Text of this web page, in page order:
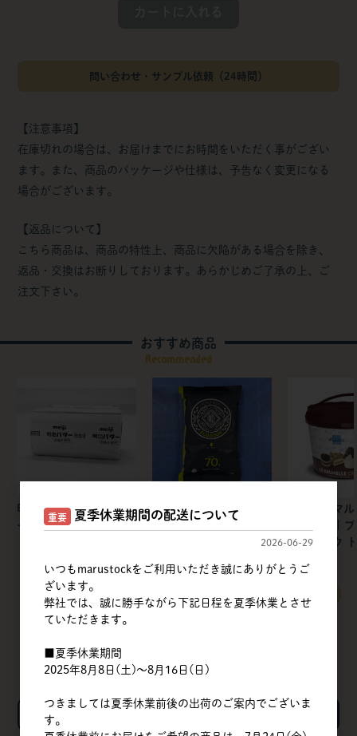
問い合わせ・サンプル依頼（24時間）
【注意事項】
在庫切れの場合は、お届けまでにお時間をいただく事がござい
ます。また、商品のパッケージや仕様は、予告なく変更になる
場合がございます。
【返品について】
こちら商品は、商品の特性上、商品に欠陥がある場合を除き、
返品・交換はお断りしております。あらかじめご了承の上、ご
注文下さい。
おすすめ商品
Recommended
明治 | フレッシュバタ
ー 食塩不使用【冷蔵】
不二製油 | カカオクオ
リー
マスターマ
ジャパン |
ラ・クロク
重要 夏季休業期間の配送について
2026-06-29
いつもmarustockをご利用いただき誠にありがとうご
ざいます。
弊社では、誠に勝手ながら下記日程を夏季休業とさせ
ていただきます。
■夏季休業期間
2025年8月8日(土)～8月16日(日)
つきましては夏季休業前後の出荷のご案内でございま
す。